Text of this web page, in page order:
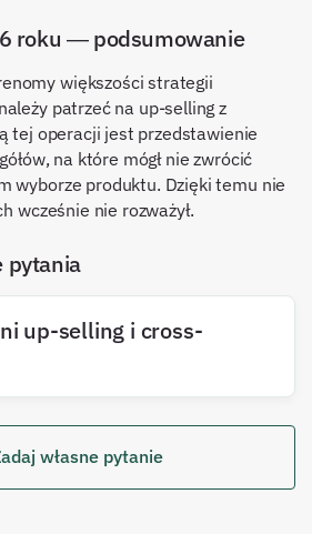
roku — podsumowanie
większości strategii
patrzeć na up-selling z
tej operacji jest przedstawienie
na które mógł nie zwrócić
wyborze produktu. Dzięki temu nie
wcześnie nie rozważył.
pytania
up-selling i cross-
własne pytanie